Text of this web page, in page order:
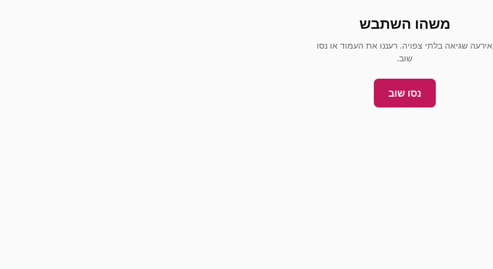
משהו השתבש
אירעה שגיאה בלתי צפויה. רעננו את העמוד או נסו
שוב.
נסו שוב